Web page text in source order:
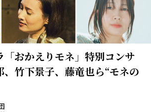
「おかえりモネ」特別コンサ
竹下景子、藤竜也ら“モネの